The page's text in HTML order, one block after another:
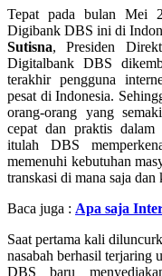
Tepat pada bulan Mei
Digibank DBS ini di
Sutisna, Presiden
Digitalbank DBS
terakhir pengguna
pesat di Indonesia.
orang-orang yang
cepat dan praktis dalam
itulah DBS
memenuhi kebutuhan
transkasi di mana saja dan
Baca juga : Apa saja
Saat pertama kali
nasabah berhasil
DBS baru